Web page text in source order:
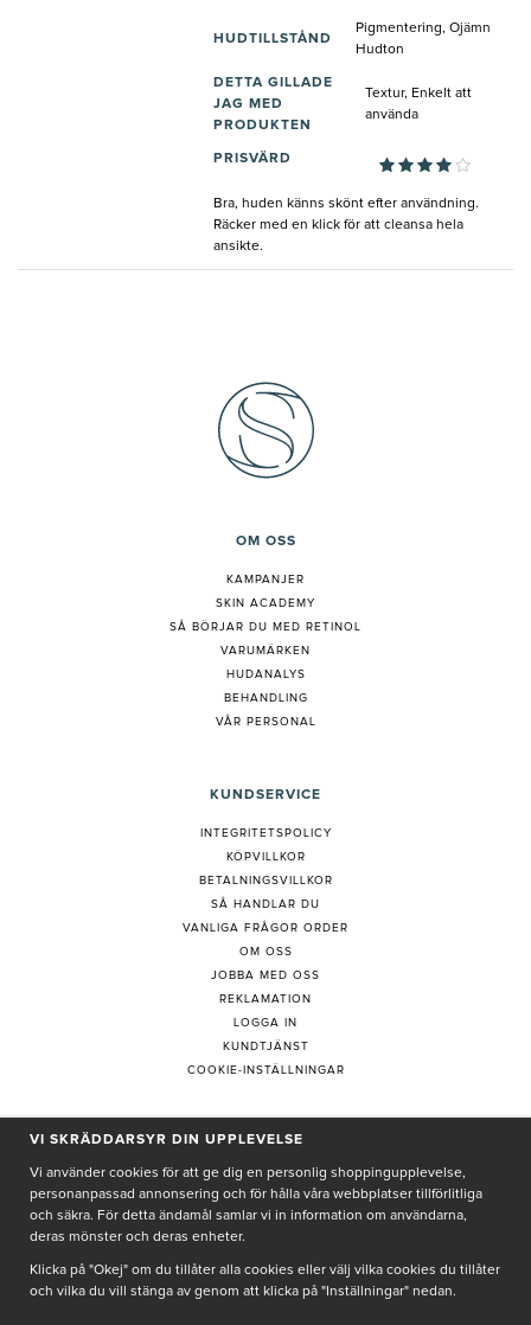
HUDTILLSTÅND
Pigmentering, Ojämn
Hudton
DETTA GILLADE
JAG MED
PRODUKTEN
Textur, Enkelt att
använda
PRISVÄRD
Bra, huden känns skönt efter användning.
Räcker med en klick för att cleansa hela
ansikte.
OM OSS
KAMPANJER
SKIN ACADEMY
SÅ BÖRJAR DU MED RETINOL
VARUMÄRKEN
HUDANALYS
BEHANDLING
VÅR PERSONAL
KUNDSERVICE
INTEGRITETSPOLICY
KÖPVILLKOR
BETALNINGSVILLKOR
SÅ HANDLAR DU
VANLIGA FRÅGOR ORDER
OM OSS
JOBBA MED OSS
REKLAMATION
LOGGA IN
KUNDTJÄNST
COOKIE-INSTÄLLNINGAR
PRENUMERERA PÅ NYHETSBREV
Genom att ge min e-post, accepterar jag Seth och Sallyintegritetspolicy
De uppgifter du matar in kommer endast användas till våra nyhetsbrev.
VI SKRÄDDARSYR DIN UPPLEVELSE
Vi använder cookies för att ge dig en personlig shoppingupplevelse,
personanpassad annonsering och för hålla våra webbplatser tillförlitliga
och säkra. För detta ändamål samlar vi in information om användarna,
deras mönster och deras enheter.
Klicka på "Okej" om du tillåter alla cookies eller välj vilka cookies du tillåter
och vilka du vill stänga av genom att klicka på "Inställningar" nedan.